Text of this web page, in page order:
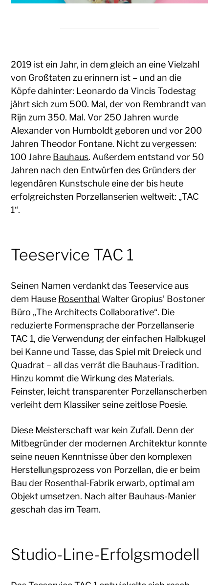
2019 ist ein Jahr, in dem gleich an eine Vielzahl
von Großtaten zu erinnern ist – und an die
Köpfe dahinter: Leonardo da Vincis Todestag
jährt sich zum 500. Mal, der von Rembrandt van
Rijn zum 350. Mal. Vor 250 Jahren wurde
Alexander von Humboldt geboren und vor 200
Jahren Theodor Fontane. Nicht zu vergessen:
100 Jahre Bauhaus. Außerdem entstand vor 50
Jahren nach den Entwürfen des Gründers der
legendären Kunstschule eine der bis heute
erfolgreichsten Porzellanserien weltweit: „TAC
1“.
Teeservice TAC 1
Seinen Namen verdankt das Teeservice aus
dem Hause Rosenthal Walter Gropius’ Bostoner
Büro „The Architects Collaborative“. Die
reduzierte Formensprache der Porzellanserie
TAC 1, die Verwendung der einfachen Halbkugel
bei Kanne und Tasse, das Spiel mit Dreieck und
Quadrat – all das verrät die Bauhaus-Tradition.
Hinzu kommt die Wirkung des Materials.
Feinster, leicht transparenter Porzellanscherben
verleiht dem Klassiker seine zeitlose Poesie.
Diese Meisterschaft war kein Zufall. Denn der
Mitbegründer der modernen Architektur konnte
seine neuen Kenntnisse über den komplexen
Herstellungsprozess von Porzellan, die er beim
Bau der Rosenthal-Fabrik erwarb, optimal am
Objekt umsetzen. Nach alter Bauhaus-Manier
geschah das im Team.
Studio-Line-Erfolgsmodell